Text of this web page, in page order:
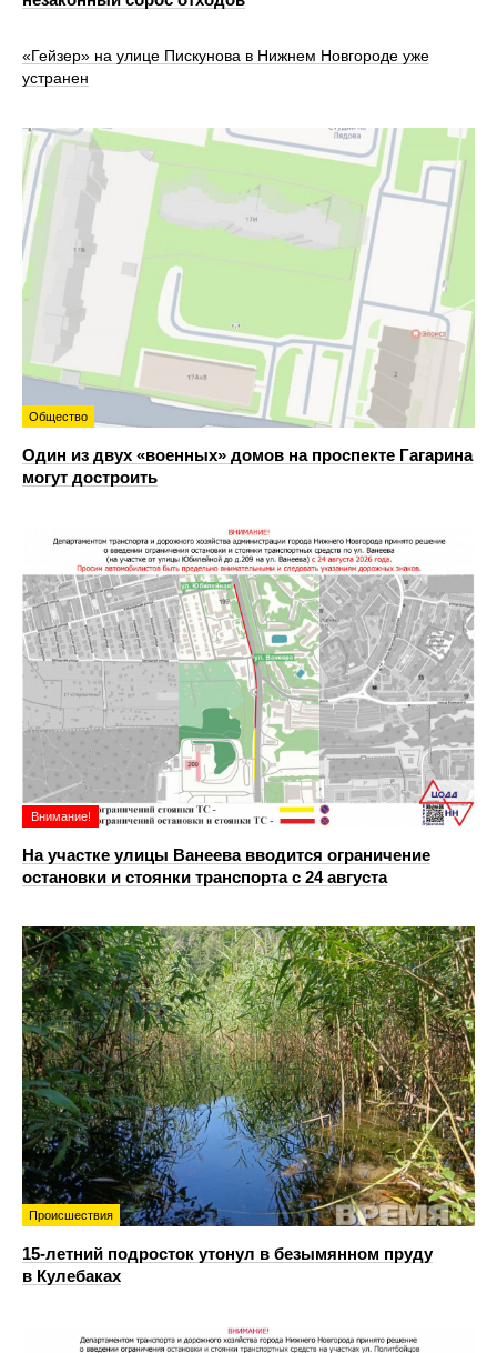
«Гейзер» на улице Пискунова в Нижнем Новгороде уже
устранен
Общество
Один из двух «военных» домов на проспекте Гагарина
могут достроить
Внимание!
На участке улицы Ванеева вводится ограничение
остановки и стоянки транспорта с 24 августа
Происшествия
15-летний подросток утонул в безымянном пруду
в Кулебаках